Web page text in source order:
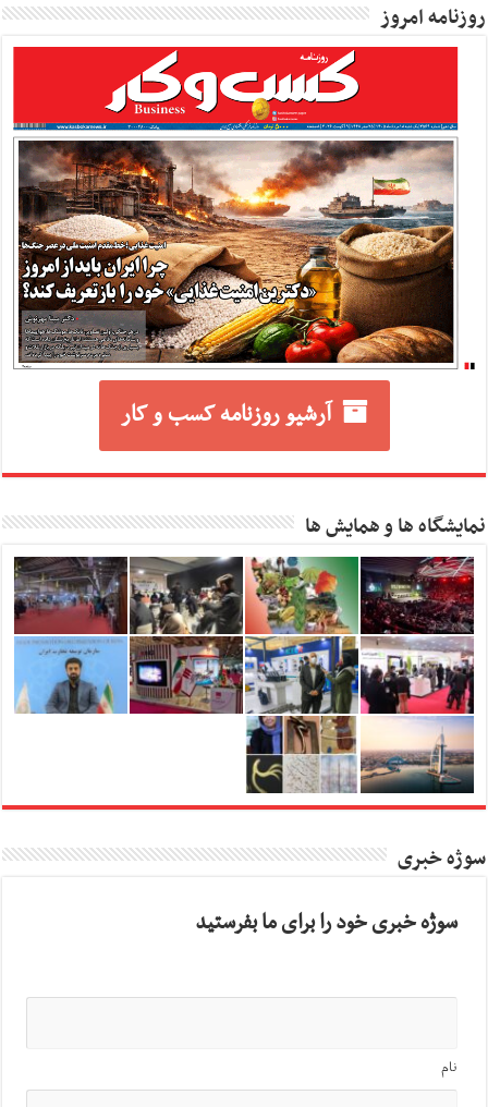
روزنامه امروز
آرشیو روزنامه کسب و کار
نمایشگاه ها و همایش ها
سوژه خبری
سوژه خبری خود را برای ما بفرستید
نام